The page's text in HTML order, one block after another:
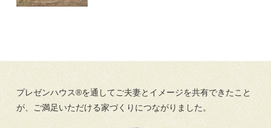
プレゼンハウス®を通してご夫妻とイメージを共有できたこと
が、ご満足いただける家づくりにつながりました。